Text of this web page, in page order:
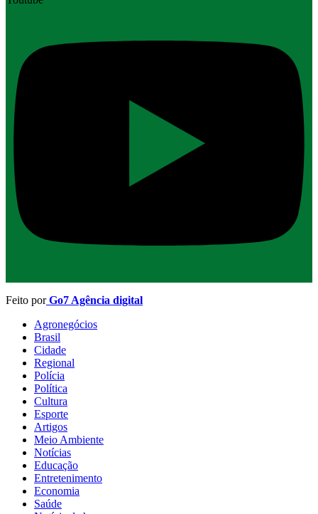
Feito porGo7 Agência digital
Agronegócios
Brasil
Cidade
Regional
Polícia
Política
Cultura
Esporte
Artigos
Meio Ambiente
Notícias
Educação
Entretenimento
Economia
Saúde